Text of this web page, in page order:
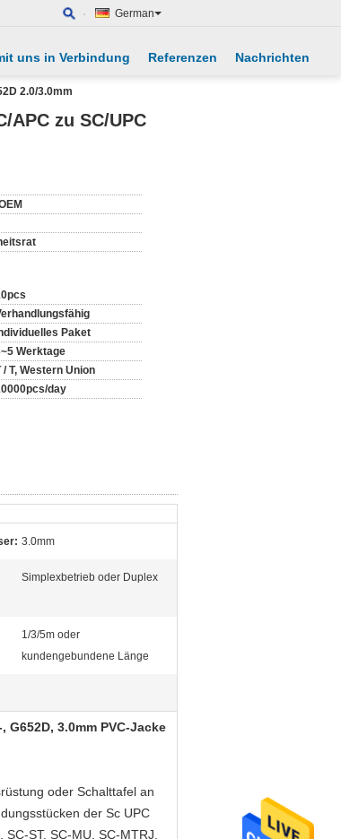
German
uns in Verbindung Referenzen Nachrichten
2.0/3.0mm
zu SC/UPC
Paket
Werktage
/ T, Western Union
day
3.0mm
Simplexbetrieb oder Duplex
1/3/5m oder
kundengebundene Länge
3.0mm PVC-Jacke
oder Schalttafel an
der Sc UPC
ST, SC-MU, SC-MTRJ,